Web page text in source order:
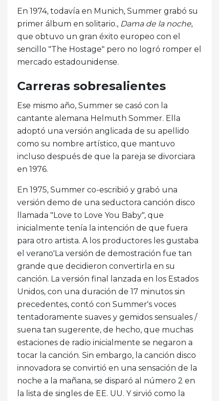
En 1974, todavía en Munich, Summer grabó su
primer álbum en solitario., Dama de la noche,
que obtuvo un gran éxito europeo con el
sencillo "The Hostage" pero no logró romper el
mercado estadounidense.
Carreras sobresalientes
Ese mismo año, Summer se casó con la
cantante alemana Helmuth Sommer. Ella
adoptó una versión anglicada de su apellido
como su nombre artístico, que mantuvo
incluso después de que la pareja se divorciara
en 1976.
En 1975, Summer co-escribió y grabó una
versión demo de una seductora canción disco
llamada "Love to Love You Baby", que
inicialmente tenía la intención de que fuera
para otro artista. A los productores les gustaba
el verano'La versión de demostración fue tan
grande que decidieron convertirla en su
canción. La versión final lanzada en los Estados
Unidos, con una duración de 17 minutos sin
precedentes, contó con Summer's voces
tentadoramente suaves y gemidos sensuales /
suena tan sugerente, de hecho, que muchas
estaciones de radio inicialmente se negaron a
tocar la canción. Sin embargo, la canción disco
innovadora se convirtió en una sensación de la
noche a la mañana, se disparó al número 2 en
la lista de singles de EE. UU. Y sirvió como la